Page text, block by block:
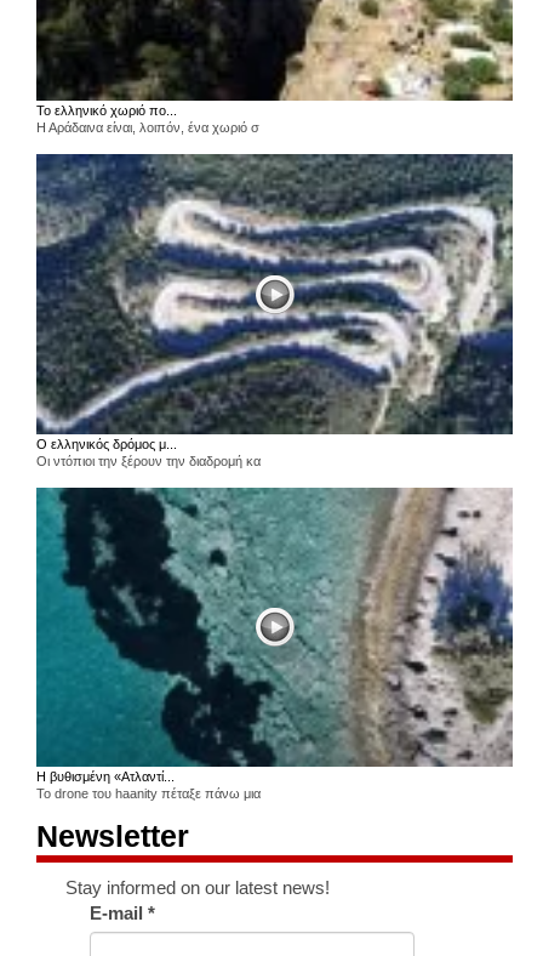
Το ελληνικό χωριό πο...
Η Αράδαινα είναι, λοιπόν, ένα χωριό σ
Ο ελληνικός δρόμος μ...
Οι ντόπιοι την ξέρουν την διαδρομή κα
Η βυθισμένη «Ατλαντί...
Το drone του haanity πέταξε πάνω μια
Newsletter
Stay informed on our latest news!
E-mail*